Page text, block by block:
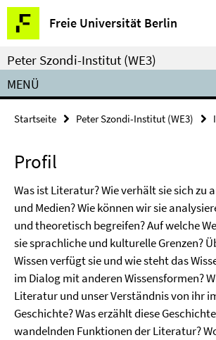
Springe
direkt
zu
Inhalt
Freie Universität Berlin
Service-
Navigation
Peter Szondi-Institut (WE3)
MENÜ
Startseite Peter Szondi-Institut (WE3)
Profil
Was ist Literatur? Wie verhält sie sich zu
und Medien? Wie können wir sie
und theoretisch begreifen? Auf welche
sie sprachliche und kulturelle Grenzen?
Wissen verfügt sie und wie steht das
im Dialog mit anderen Wissensformen?
Literatur und unser Verständnis von ihr
Geschichte? Was erzählt diese
wandelnden Funktionen der Literatur?